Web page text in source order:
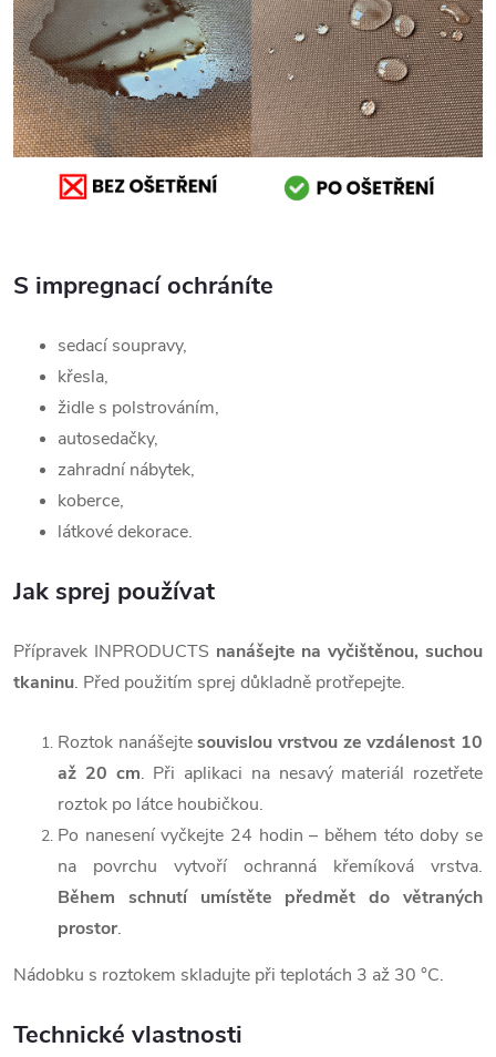
S impregnací ochráníte
sedací soupravy,
křesla,
židle s polstrováním,
autosedačky,
zahradní nábytek,
koberce,
látkové dekorace.
Jak sprej používat
Přípravek INPRODUCTS nanášejte na vyčištěnou, suchou
tkaninu. Před použitím sprej důkladně protřepejte.
Roztok nanášejtesouvislou vrstvou ze vzdálenost 10
až 20 cm. Při aplikaci na nesavý materiál rozetřete
roztok po látce houbičkou.
Po nanesení vyčkejte 24 hodin – během této doby se
na povrchu vytvoří ochranná křemíková vrstva.
Během schnutí umístěte předmět do větraných
prostor.
Nádobku s roztokem skladujte při teplotách 3 až 30 °C.
Technické vlastnosti